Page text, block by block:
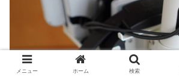
メニュー ホーム 検索